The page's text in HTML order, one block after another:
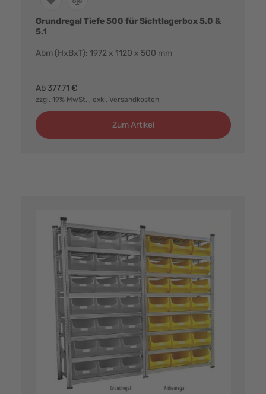
Grundregal Tiefe 500 für Sichtlagerbox 5.0 &
5.1
Abm (HxBxT): 1972 x 1120 x 500 mm
Ab 377,71 €
zzgl. 19% MwSt. , exkl. Versandkosten
Zum Artikel